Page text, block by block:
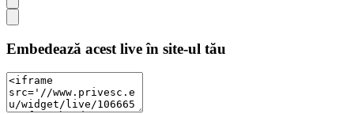
Embedează acest live în site-ul tău